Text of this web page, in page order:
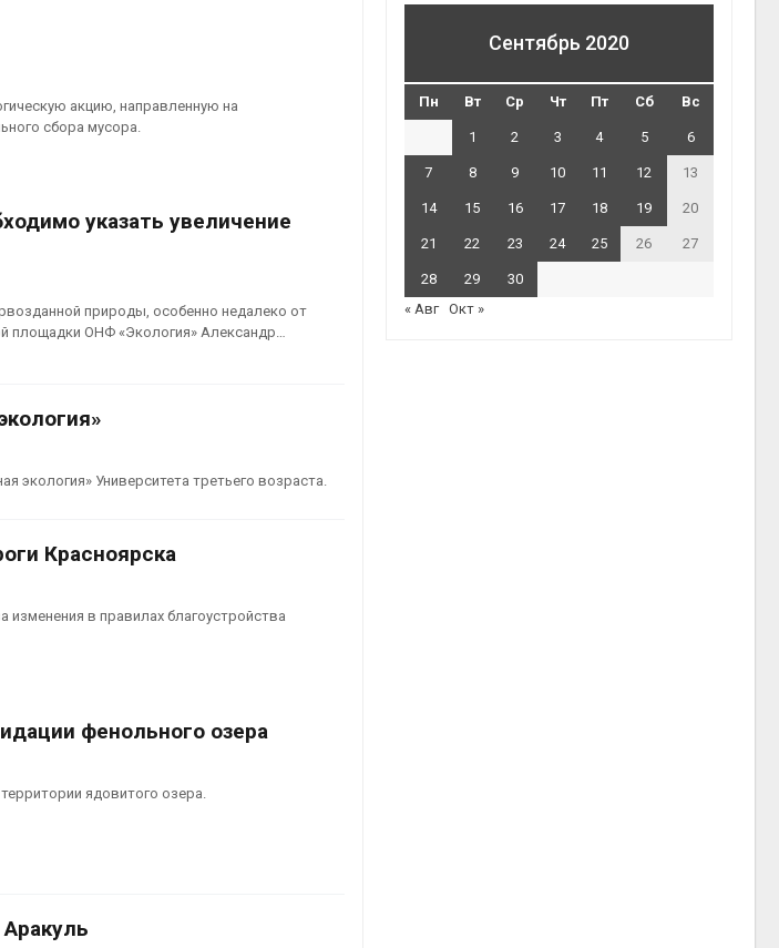
акцию, направленную на
сбора мусора.
указать увеличение
природы, особенно недалеко от
площадки ОНФ «Экология» Александр…
экология» Университета третьего возраста.
Красноярска
изменения в правилах благоустройства
фенольного озера
ядовитого озера.
Сентябрь 2020
Пн Вт Ср Чт Пт Сб Вс
1 2 3 4 5 6
7 8 9 10 11 12 13
14 15 16 17 18 19 20
21 22 23 24 25 26 27
28 29
30
« Авг Окт »